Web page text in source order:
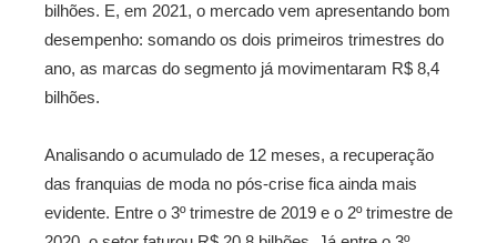
bilhões. E, em 2021, o mercado vem apresentando bom
desempenho: somando os dois primeiros trimestres do
ano, as marcas do segmento já movimentaram R$ 8,4
bilhões.
Analisando o acumulado de 12 meses, a recuperação
das franquias de moda no pós-crise fica ainda mais
evidente. Entre o 3º trimestre de 2019 e o 2º trimestre de